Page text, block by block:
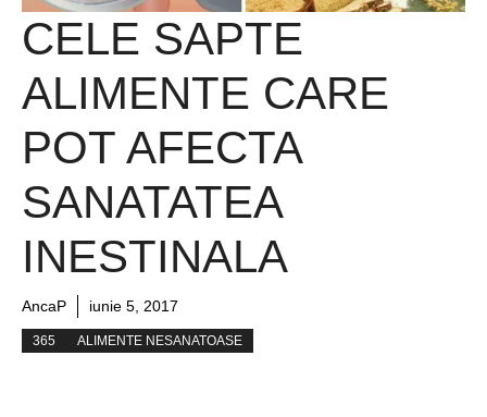
CELE SAPTE
ALIMENTE CARE
POT AFECTA
SANATATEA
INESTINALA
AncaP iunie 5, 2017
365 ALIMENTE NESANATOASE